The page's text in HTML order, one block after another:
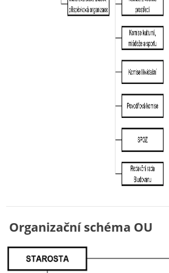
Organizační schéma OU